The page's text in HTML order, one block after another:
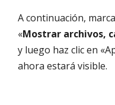
A continuación,
«Mostrar archivos,
y luego haz clic en
ahora estará visible.